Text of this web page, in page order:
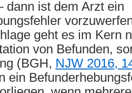
dann ist dem Arzt ein
geht es im Kern
von Befunden,
(BGH, NJW 2016,
ein